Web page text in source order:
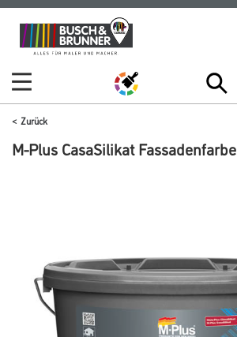
Zum
Inhalt
Zum
Navigationsmenü
Zurück
M-Plus CasaSilikat Fassadenfarbe